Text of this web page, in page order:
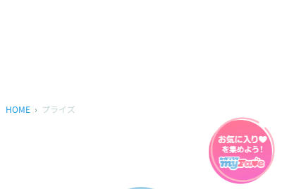
HOME プライズ